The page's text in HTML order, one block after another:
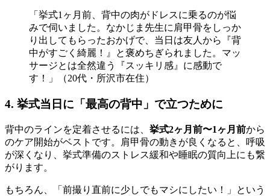
「挙式1ヶ月前、背中の肉がドレスに乗るのが悩
みで伺いました。なかじま先生に肩甲骨をしっか
り出してもらったおかげで、当日は友人から『背
中がすごく綺麗！』と褒めちぎられました。マッ
サージとは全然違う『スッキリ感』に感動で
す！」（20代・所沢市在住）
4. 挙式当日に「最高の背中」で立つために
背中のラインを定着させるには、 挙式2ヶ月前〜1ヶ月前から
のケア開始がベストです。肩甲骨の動きが良くなると、呼吸
が深くなり、挙式準備のストレス緩和や睡眠の質向上にも繋
がります。
もちろん、「前撮り直前に少しでもマシにしたい！」という